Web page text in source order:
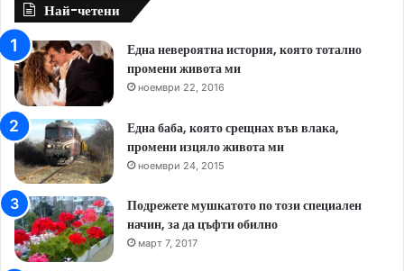
Най-четени
Една невероятна история, която тотално
промени живота ми
ноември 22, 2016
Една баба, която срещнах във влака,
промени изцяло живота ми
ноември 24, 2015
Подрежете мушкатото по този специален
начин, за да цъфти обилно
март 7, 2017